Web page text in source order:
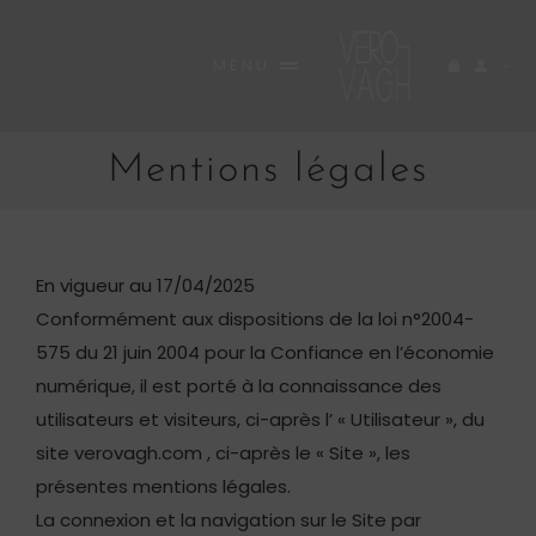
BOUTIQUE
A PROPOS
INEDITES
CONTACT
Mentions légales
En vigueur au 17/04/2025
Conformément aux dispositions de la loi n°2004-
575 du 21 juin 2004 pour la Confiance en l’économie
numérique, il est porté à la connaissance des
utilisateurs et visiteurs, ci-après l’ « Utilisateur », du
site verovagh.com , ci-après le « Site », les
présentes mentions légales.
La connexion et la navigation sur le Site par